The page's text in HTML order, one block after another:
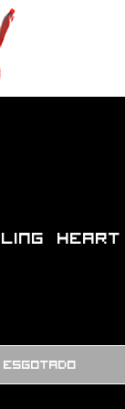
Heart
Esgotado